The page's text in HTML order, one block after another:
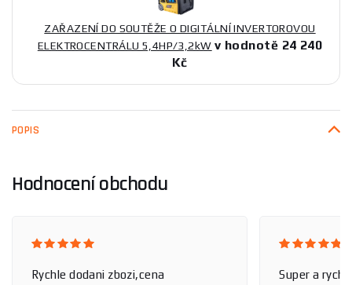
ZAŘAZENÍ DO SOUTĚŽE O DIGITÁLNÍ INVERTOROVOU
ELEKTROCENTRÁLU 5,4HP/3,2kW v hodnotě 24 240
Kč
POPIS
Hodnocení obchodu
Rychle dodani zbozi,cena Super a